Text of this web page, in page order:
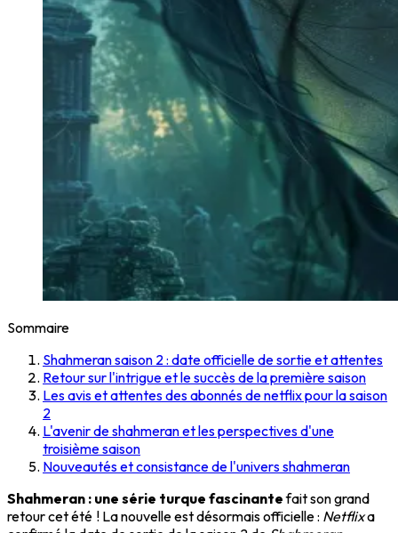
Sommaire
Shahmeran saison 2 : date officielle de sortie et attentes
Retour sur l'intrigue et le succès de la première saison
Les avis et attentes des abonnés de netflix pour la saison
2
L'avenir de shahmeran et les perspectives d'une
troisième saison
Nouveautés et consistance de l'univers shahmeran
Shahmeran : une série turque fascinantefait son grand
retour cet été ! La nouvelle est désormais officielle : Netflixa